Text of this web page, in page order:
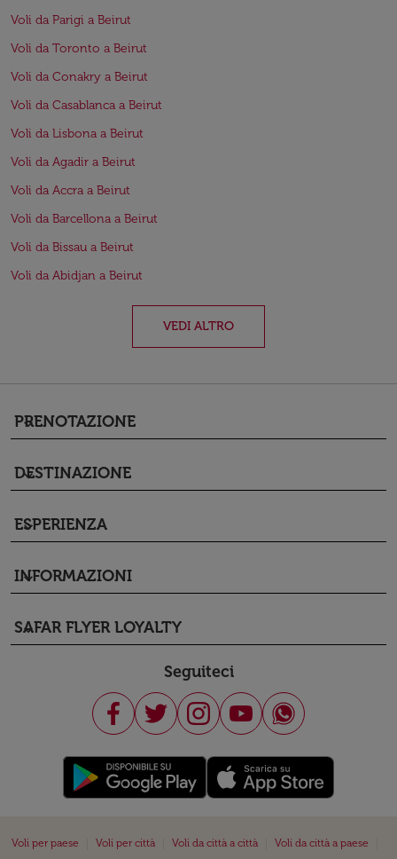
Voli da Parigi a Beirut
Voli da Toronto a Beirut
Voli da Conakry a Beirut
Voli da Casablanca a Beirut
Voli da Lisbona a Beirut
Voli da Agadir a Beirut
Voli da Accra a Beirut
Voli da Barcellona a Beirut
Voli da Bissau a Beirut
Voli da Abidjan a Beirut
VEDI ALTRO
PRENOTAZIONE
keyboard_arrow_down
DESTINAZIONE
keyboard_arrow_down
ESPERIENZA
keyboard_arrow_down
INFORMAZIONI
keyboard_arrow_down
SAFAR FLYER LOYALTY
keyboard_arrow_down
Seguiteci
Voli per paese Voli per città Voli da città a città Voli da città a paese